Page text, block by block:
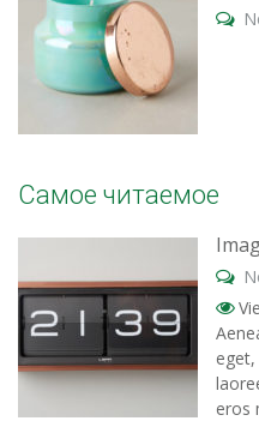
Самое читаемое
eros